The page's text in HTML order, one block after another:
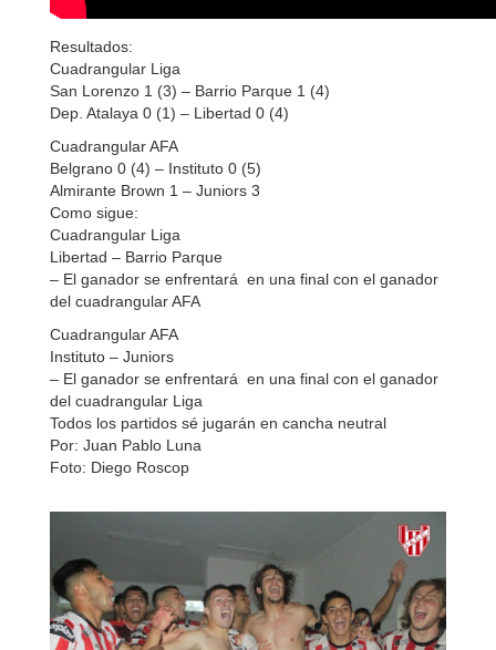
Resultados:
Cuadrangular Liga
San Lorenzo 1 (3) – Barrio Parque 1 (4)
Dep. Atalaya 0 (1) – Libertad 0 (4)
Cuadrangular AFA
Belgrano 0 (4) – Instituto 0 (5)
Almirante Brown 1 – Juniors 3
Como sigue:
Cuadrangular Liga
Libertad – Barrio Parque
– El ganador se enfrentará en una final con el ganador
del cuadrangular AFA
Cuadrangular AFA
Instituto – Juniors
– El ganador se enfrentará en una final con el ganador
del cuadrangular Liga
Todos los partidos sé jugarán en cancha neutral
Por: Juan Pablo Luna
Foto: Diego Roscop